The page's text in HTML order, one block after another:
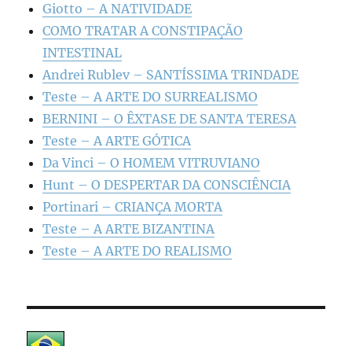
Giotto – A NATIVIDADE
COMO TRATAR A CONSTIPAÇÃO
INTESTINAL
Andrei Rublev – SANTÍSSIMA TRINDADE
Teste – A ARTE DO SURREALISMO
BERNINI – O ÊXTASE DE SANTA TERESA
Teste – A ARTE GÓTICA
Da Vinci – O HOMEM VITRUVIANO
Hunt – O DESPERTAR DA CONSCIÊNCIA
Portinari – CRIANÇA MORTA
Teste – A ARTE BIZANTINA
Teste – A ARTE DO REALISMO